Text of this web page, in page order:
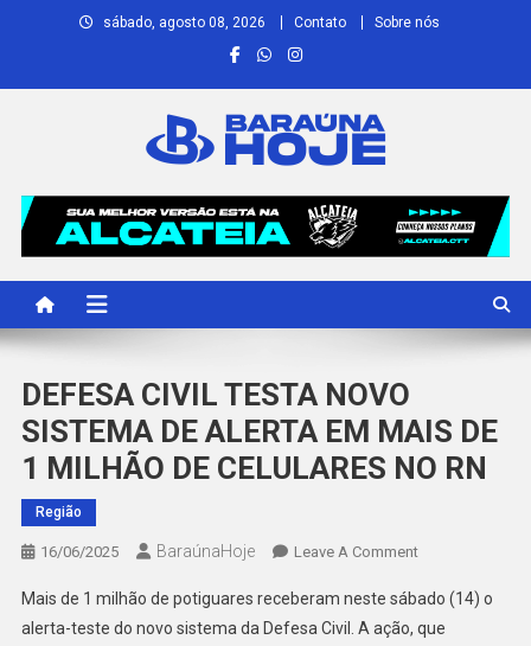
sábado, agosto 08, 2026 Contato Sobre nós
Baraúna Hoje
DEFESA CIVIL TESTA NOVO
SISTEMA DE ALERTA EM MAIS DE
1 MILHÃO DE CELULARES NO RN
Região
16/06/2025 BaraúnaHoje Leave A CommentOn
CIVIL
TESTA
Mais de 1 milhão de potiguares receberam neste sábado (14) o
alerta-teste do novo sistema da Defesa Civil. A ação, que